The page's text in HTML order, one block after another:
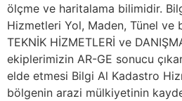
ölçme ve haritalama bilimidir.
Hizmetleri Yol, Maden, Tünel ve
TEKNİK HİZMETLERİ ve
ekiplerimizin AR-GE sonucu
elde etmesi Bilgi Al Kadastro
bölgenin arazi mülkiyetinin